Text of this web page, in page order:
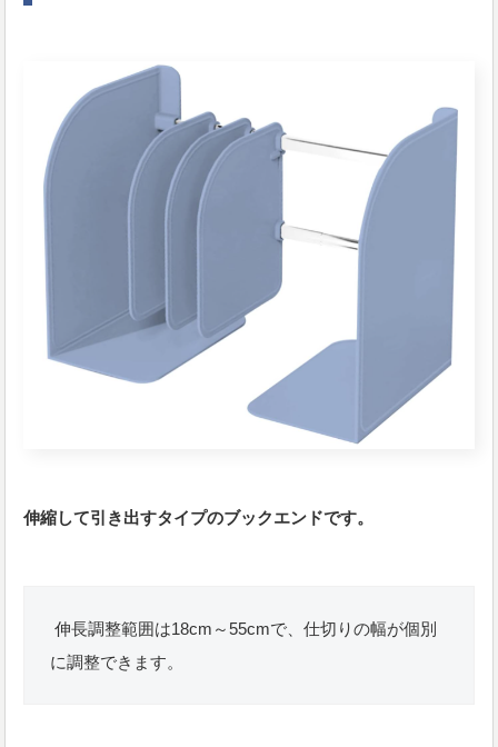
伸縮して引き出すタイプのブックエンドです。
伸長調整範囲は18cm～55cmで、仕切りの幅が個別
に調整できます。